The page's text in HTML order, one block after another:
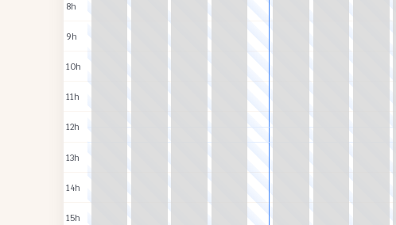
8h
9h
10h
11h
12h
13h
14h
15h